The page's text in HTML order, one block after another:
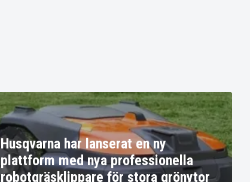
Husqvarna har lanserat en ny
plattform med nya professionella
robotgräsklippare för stora grönytor